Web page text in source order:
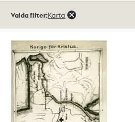
träffar
Valda filter:Karta